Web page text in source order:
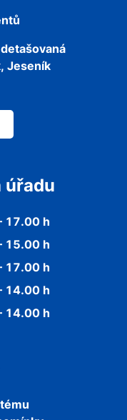
Jeseník
úřadu
17.00 h
15.00 h
17.00 h
14.00 h
14.00 h